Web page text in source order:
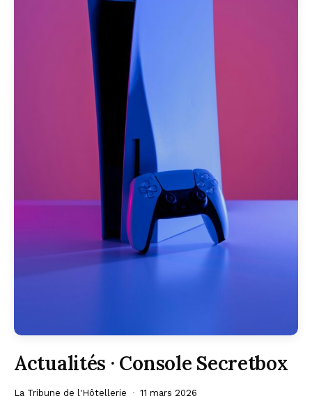
Actualités · Console Secretbox
La Tribune de l'Hôtellerie 11 mars 2026